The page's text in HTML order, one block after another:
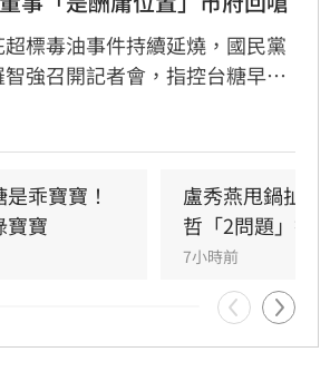
標毒油事件持續延燒，國民黨
強召開記者會，指控台糖早在
不報，並質疑台糖董事會淪為
市長未曾推薦台糖人事，呼籲勿
，高市府反擊指出王鴻薇曾收受
脂政治獻金，質疑其發言動機。
糖人事布局與食安通報責任展開
事件背後的政治角力與食安疑雲
眾對於食安把關的信任度亦備
乖寶寶！
寶寶
盧秀燕甩鍋扯
哲「2問題」打
7小時前